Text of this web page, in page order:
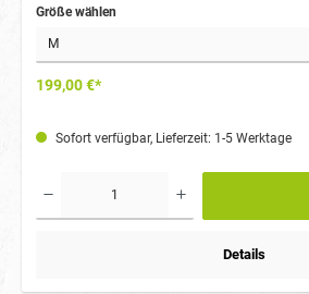
Größe wählen
199,00 €*
Sofort verfügbar, Lieferzeit: 1-5 Werktage
Details